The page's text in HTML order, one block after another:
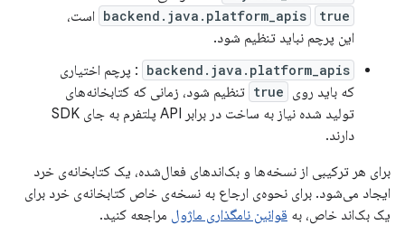
backend.java.platform_apis true
است،
این پرچم نباید تنظیم شود.
backend.java.platform_apis : پرچم اختیاری
که باید روی true تنظیم شود، زمانی که کتابخانه‌های
تولید شده نیاز به ساخت در برابر API پلتفرم به جای SDK
دارند.
برای هر ترکیبی از نسخه‌ها و بک‌اندهای فعال‌شده، یک کتابخانه‌ی خرد
ایجاد می‌شود. برای نحوه‌ی ارجاع به نسخه‌ی خاص کتابخانه‌ی خرد برای
یک بک‌اند خاص، به قوانین نامگذاری ماژول مراجعه کنید.